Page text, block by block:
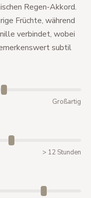
Regen-Akkord.
Früchte, während
verbindet, wobei
subtil
Großartig
> 12 Stunden